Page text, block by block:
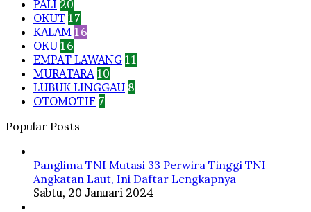
PALI 20
OKUT 17
KALAM 16
OKU 16
EMPAT LAWANG 11
MURATARA 10
LUBUK LINGGAU 8
OTOMOTIF 7
Popular Posts
Panglima TNI Mutasi 33 Perwira Tinggi TNI
Angkatan Laut, Ini Daftar Lengkapnya
Sabtu, 20 Januari 2024